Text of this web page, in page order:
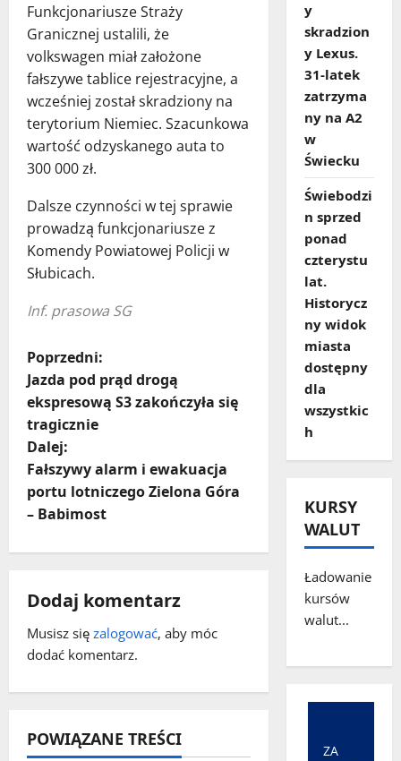
Funkcjonariusze Straży
Granicznej ustalili, że
volkswagen miał założone
fałszywe tablice rejestracyjne, a
wcześniej został skradziony na
terytorium Niemiec. Szacunkowa
wartość odzyskanego auta to
300 000 zł.
Dalsze czynności w tej sprawie
prowadzą funkcjonariusze z
Komendy Powiatowej Policji w
Słubicach.
Inf. prasowa SG
Z
o
b
a
c
z
w
p
i
s
y
Poprzedni:
Jazda pod prąd drogą
ekspresową S3 zakończyła się
tragicznie
Dalej:
Fałszywy alarm i ewakuacja
portu lotniczego Zielona Góra
– Babimost
Dodaj komentarz
Musisz się zalogować, aby móc
dodać komentarz.
POWIĄZANE TREŚCI
y
skradzion
y Lexus.
31‑latek
zatrzyma
ny na A2
w
Świecku
Świebodzi
n sprzed
ponad
czterystu
lat.
Historycz
ny widok
miasta
dostępny
dla
wszystkic
h
KURSY
WALUT
Ładowanie
kursów
walut...
ZA